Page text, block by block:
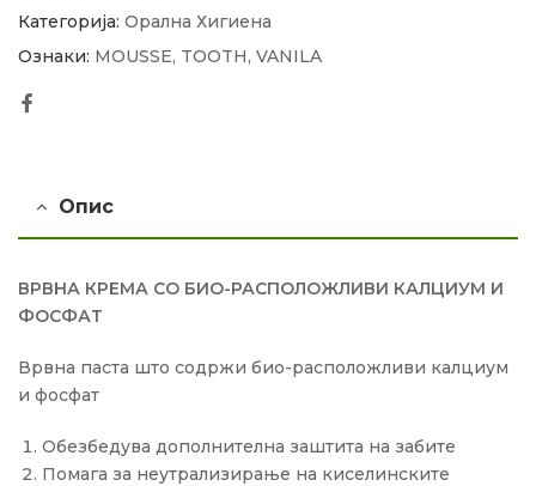
Категорија: Орална Хигиена
Ознаки: MOUSSE, TOOTH, VANILA
Опис
ВРВНА КРЕМА СО БИО-РАСПОЛОЖЛИВИ КАЛЦИУМ И
ФОСФАТ
Врвна паста што содржи био-расположливи калциум
и фосфат
Обезбедува дополнителна заштита на забите
Помага за неутрализирање на киселинските